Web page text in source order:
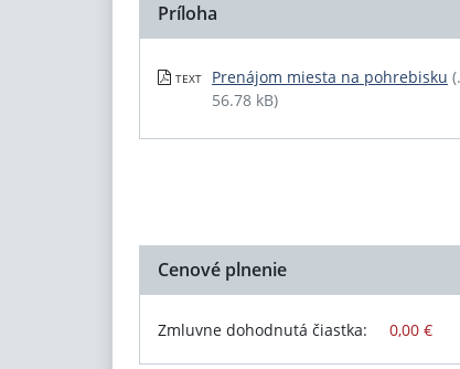
Príloha
TEXT Prenájom miesta na pohrebisku
56.78 kB)
Cenové plnenie
Zmluvne dohodnutá čiastka: 0,00 €